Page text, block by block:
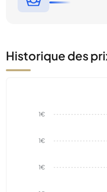
Historique des
1€
1€
1€